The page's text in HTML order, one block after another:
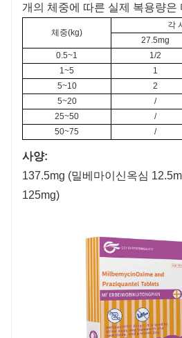
개의 체중에 따른 실제 복용량은
체중(kg)
각
27.5mg
0.5~1
1/2
1~5
1
5~10
2
5~20
/
25~50
/
50~75
/
사양:
137.5mg (밀베마이신옥심
125mg)